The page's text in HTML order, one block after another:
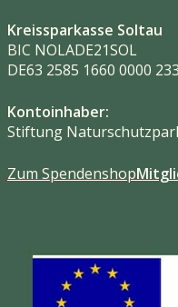
Kreissparkasse Soltau
BIC NOLADE21SOL
DE63 2585 1660 0000
Kontoinhaber:
Stiftung
Zum Spendenshop